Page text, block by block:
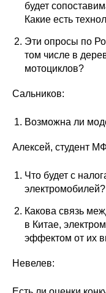
будет
Какие есть
Эти опросы по
том числе в
мотоциклов?
Сальников:
Возможна ли
Алексей, студент
Что будет с
электромобилей?
Какова связь
в Китае,
эффектом от их
Невелев: